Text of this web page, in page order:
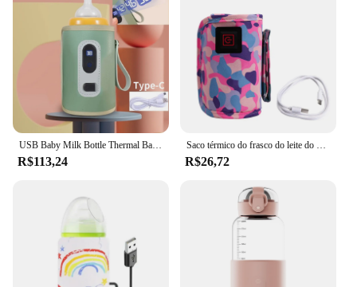
USB Baby Milk Bottle Thermal Bag, Universal Digital Display Nursing Bottle Heater, Portable Milk Heat Keeper para viajar
R$113,24
Saco térmico do frasco do leite do bebê, USB Universal Nursing Bottle, Alimentador portátil do leite do bebê Heat Keeper para viajar, 3 engrenagens
R$26,72